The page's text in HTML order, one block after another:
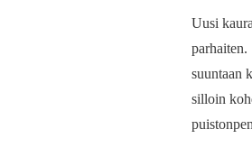
Uusi
suuntaan
silloin